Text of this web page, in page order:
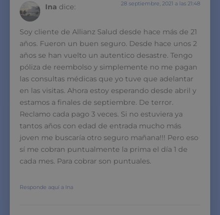
Ina dice: 28 septiembre, 2021 a las 21:48
Soy cliente de Allianz Salud desde hace más de 21
años. Fueron un buen seguro. Desde hace unos 2
años se han vuelto un autentico desastre. Tengo
póliza de reembolso y simplemente no me pagan
las consultas médicas que yo tuve que adelantar
en las visitas. Ahora estoy esperando desde abril y
estamos a finales de septiembre. De terror.
Reclamo cada pago 3 veces. Si no estuviera ya
tantos años con edad de entrada mucho más
joven me buscaría otro seguro mañana!!! Pero eso
sí me cobran puntualmente la prima el día 1 de
cada mes. Para cobrar son puntuales.
Responde aquí a Ina